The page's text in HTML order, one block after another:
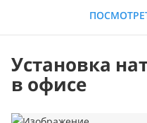
Установка
в офисе